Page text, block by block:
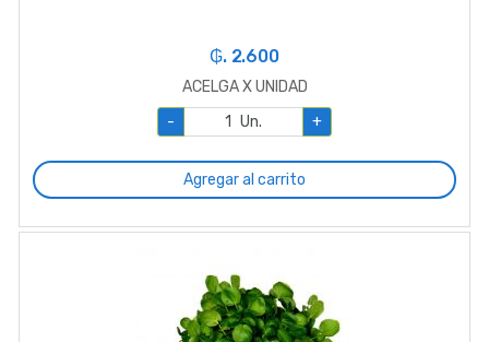
₲. 2.600
ACELGA X UNIDAD
-
Un. +
Agregar al carrito